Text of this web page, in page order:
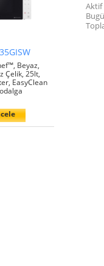
Beyaz,
Çelik, 25lt,
EasyClean
Aktif